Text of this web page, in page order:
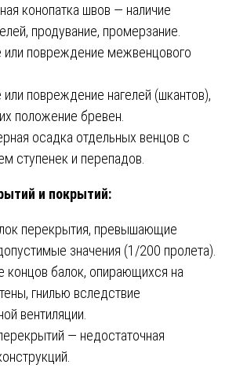
конопатка швов — наличие
продувание, промерзание.
или повреждение межвенцового
или повреждение нагелей (шкантов),
положение бревен.
осадка отдельных венцов с
ступенек и перепадов.
и покрытий:
перекрытия, превышающие
значения (1/200 пролета).
концов балок, опирающихся на
гнилью вследствие
вентиляции.
— недостаточная